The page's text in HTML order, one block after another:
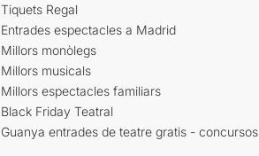
Tiquets Regal
Entrades espectacles a Madrid
Millors monòlegs
Millors musicals
Millors espectacles familiars
Black Friday Teatral
Guanya entrades de teatre gratis - concursos